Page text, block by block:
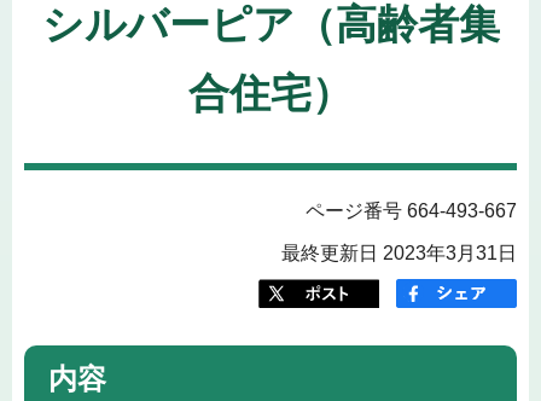
シルバーピア（高齢者集
合住宅）
ページ番号 664-493-667
最終更新日 2023年3月31日
内容